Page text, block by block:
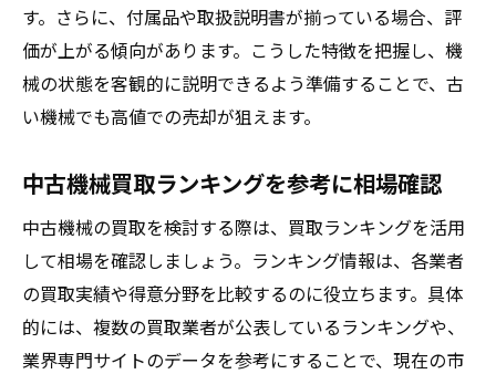
す。さらに、付属品や取扱説明書が揃っている場合、評
価が上がる傾向があります。こうした特徴を把握し、機
械の状態を客観的に説明できるよう準備することで、古
い機械でも高値での売却が狙えます。
中古機械買取ランキングを参考に相場確認
中古機械の買取を検討する際は、買取ランキングを活用
して相場を確認しましょう。ランキング情報は、各業者
の買取実績や得意分野を比較するのに役立ちます。具体
的には、複数の買取業者が公表しているランキングや、
業界専門サイトのデータを参考にすることで、現在の市